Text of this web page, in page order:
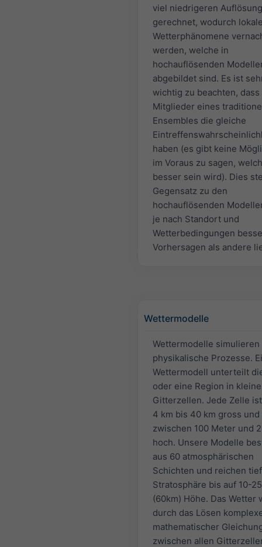
viel niedrigeren Auflösung
gerechnet, wodurch
Wetterphänomene
werden, welche in
hochauflösenden
abgebildet sind. Es ist
wichtig zu beachten, dass
Mitglieder eines
Ensembles die gleiche
haben (es gibt keine
im Voraus zu sagen,
besser sein wird). Dies
Gegensatz zu den
hochauflösenden
je nach Standort und
Wetterbedingungen
Vorhersagen als andere
Wettermodelle
Wettermodelle simulieren
physikalische Prozesse.
Wettermodell unterteilt
oder eine Region in kleine
Gitterzellen. Jede Zelle
4 km bis 40 km gross und
zwischen 100 Meter und
hoch. Unsere Modelle
aus 60 atmosphärischen
Schichten und reichen
Stratosphäre bis auf 10-
(60km) Höhe. Das Wetter
durch das Lösen
mathematischer
zwischen allen